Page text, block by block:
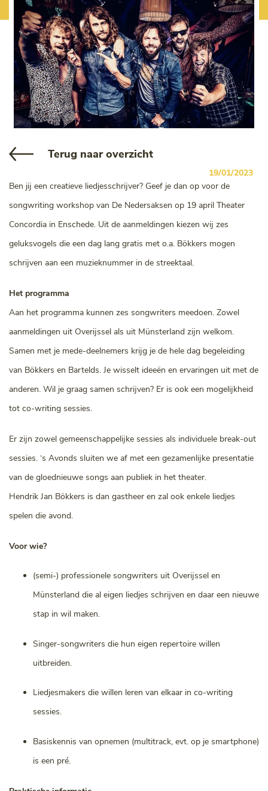
Terug naar overzicht
19/01/2023
Ben jij een creatieve liedjesschrijver? Geef je dan op voor de
songwriting workshop van De Nedersaksen op 19 april Theater
Concordia in Enschede. Uit de aanmeldingen kiezen wij zes
geluksvogels die een dag lang gratis met o.a. Bökkers mogen
schrijven aan een muzieknummer in de streektaal.
Het programma
Aan het programma kunnen zes songwriters meedoen. Zowel
aanmeldingen uit Overijssel als uit Münsterland zijn welkom.
Samen met je mede-deelnemers krijg je de hele dag begeleiding
van Bökkers en Bartelds. Je wisselt ideeën en ervaringen uit met de
anderen. Wil je graag samen schrijven? Er is ook een mogelijkheid
tot co-writing sessies.
Er zijn zowel gemeenschappelijke sessies als individuele break-out
sessies. ‘s Avonds sluiten we af met een gezamenlijke presentatie
van de gloednieuwe songs aan publiek in het theater.
Hendrik Jan Bökkers is dan gastheer en zal ook enkele liedjes
spelen die avond.
Voor wie?
(semi-) professionele songwriters uit Overijssel en
Münsterland die al eigen liedjes schrijven en daar een nieuwe
stap in wil maken.
Singer-songwriters die hun eigen repertoire willen
uitbreiden.
Liedjesmakers die willen leren van elkaar in co-writing
sessies.
Basiskennis van opnemen (multitrack, evt. op je smartphone)
is een pré.